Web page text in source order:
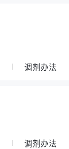
调剂办法
调剂办法